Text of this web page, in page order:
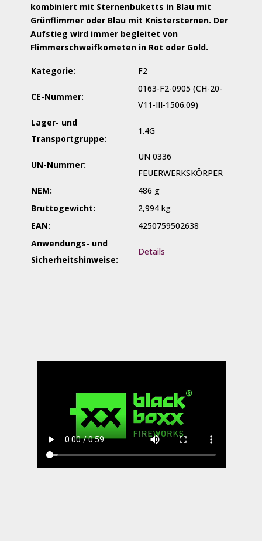
kombiniert mit Sternenbuketts in Blau mit
Grünflimmer oder Blau mit Knistersternen. Der
Aufstieg wird immer begleitet von
Flimmerschweifkometen in Rot oder Gold.
Kategorie: F2
CE-Nummer:
0163-F2-0905 (CH-20-
V11-III-1506.09)
Lager- und
Transportgruppe:
1.4G
UN-Nummer:
UN 0336
FEUERWERKSKÖRPER
NEM:
486 g
Bruttogewicht:
2,994 kg
EAN:
4250759502638
Anwendungs- und
Sicherheitshinweise:
Details